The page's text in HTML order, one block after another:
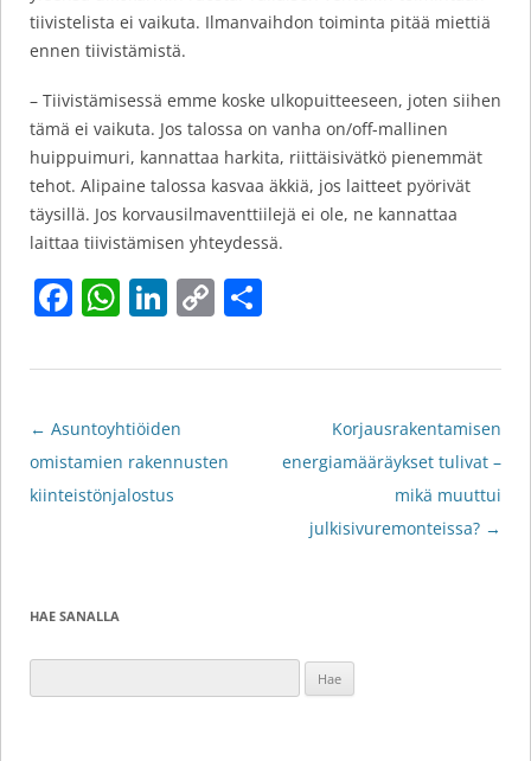
tiivistelista ei vaikuta. Ilmanvaihdon toiminta pitää miettiä
ennen tiivistämistä.
– Tiivistämisessä emme koske ulkopuitteeseen, joten siihen
tämä ei vaikuta. Jos talossa on vanha on/off-mallinen
huippuimuri, kannattaa harkita, riittäisivätkö pienemmät
tehot. Alipaine talossa kasvaa äkkiä, jos laitteet pyörivät
täysillä. Jos korvausilmaventtiilejä ei ole, ne kannattaa
laittaa tiivistämisen yhteydessä.
F
c
e
b
o
W
at
s
A
p
Li
k
dI
n
C
p
Li
ar
Artikkelien
selaus
← Asuntoyhtiöiden
omistamien rakennusten
kiinteistönjalostus
Korjausrakentamisen
energiamääräykset tulivat –
mikä muuttui
julkisivuremonteissa? →
HAE SANALLA